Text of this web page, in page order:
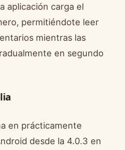
aplicación carga el
permitiéndote leer
mientras las
en segundo
en prácticamente
desde la 4.0.3 en